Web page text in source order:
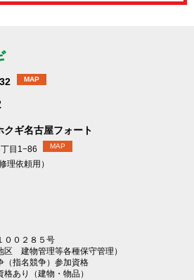
MAP
ギ名古屋フォート
目1−86 MAP
理依頼用）
００２８５号
区 建物管理等各種保守管理）
（指名競争）参加資格
あり（建物・物品）